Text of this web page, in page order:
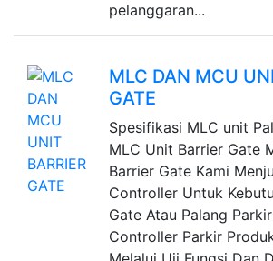
pelanggaran...
MLC DAN MCU
GATE
Spesifikasi MLC unit
MLC Unit Barrier Gate
Barrier Gate Kami
Controller Untuk
Gate Atau Palang
Controller Parkir